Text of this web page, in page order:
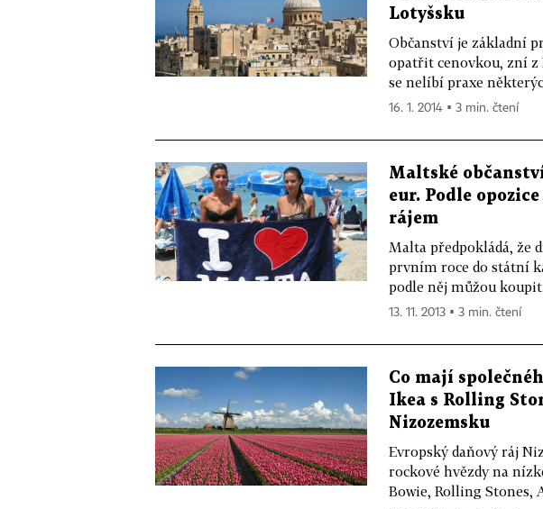
Lotyšsku
Občanství je základní
opatřit cenovkou, zní
se nelíbí praxe
16. 1. 2014 ▪ 3 min. čtení
Maltské
eur. Podle
rájem
Malta předpokládá, že
prvním roce do státní
podle něj můžou
13. 11. 2013 ▪ 3 min. čtení
Co mají
Ikea s Rolling
Nizozemsku
Evropský daňový ráj
rockové hvězdy na
Bowie, Rolling Stones,